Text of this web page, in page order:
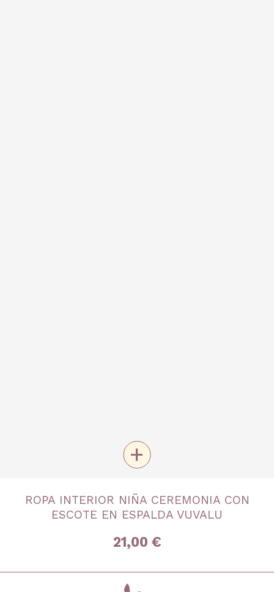
4 años 6 años 8 años 10 años
12 años
+
ROPA INTERIOR NIÑA CEREMONIA CON
ESCOTE EN ESPALDA VUVALU
21,00 €